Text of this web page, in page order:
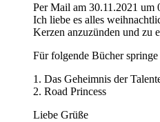
Per Mail am 30.11.2021 um
Ich liebe es alles
Kerzen anzuzünden und zu
Für folgende Bücher
1. Das Geheimnis der
2. Road Princess
Liebe Grüße